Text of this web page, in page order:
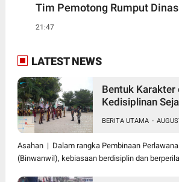
Tim Pemotong Rumput
21:47
LATEST NEWS
Bentuk Karakter
Kedisiplinan
0208/Asahan
PBB dan Etika
7 Pertahanan
BERITA UTAMA -
Asahan | Dalam rangka Pembinaan
(Binwanwil), kebiasaan berdisiplin dan